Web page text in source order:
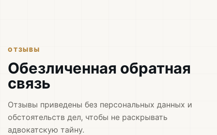
ОТЗЫВЫ
Обезличенная обратная
связь
Отзывы приведены без персональных данных и
обстоятельств дел, чтобы не раскрывать
адвокатскую тайну.